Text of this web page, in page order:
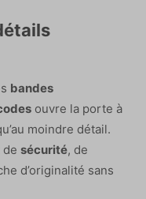
bandes
ouvre la porte à
moindre détail.
sécurité, de
d’originalité sans